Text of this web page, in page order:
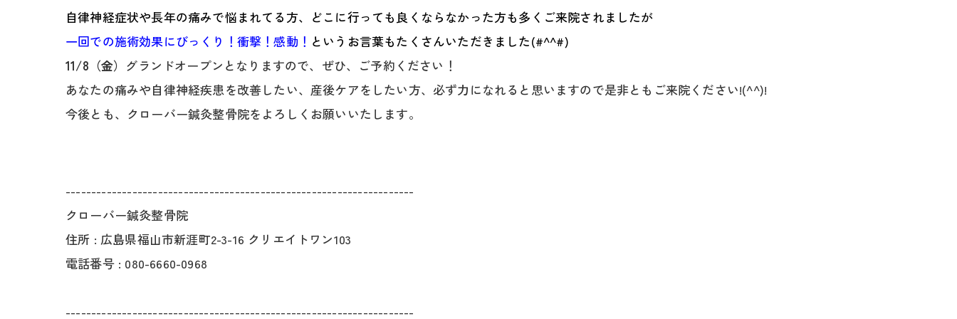
自律神経症状や長年の痛みで悩まれてる方、どこに行っても良くならなかった方も多くご来院されましたが
一回での施術効果にびっくり！衝撃！感動！ というお言葉もたくさんいただきました(#^^#)
11/8（金） グランドオープンとなりますので、ぜひ、ご予約ください！
あなたの痛みや自律神経疾患を改善したい、産後ケアをしたい方、必ず力になれると思いますので是非ともご来院ください!(^^)!
今後とも、クローバー鍼灸整骨院をよろしくお願いいたします。
--------------------------------------------------------------------
クローバー鍼灸整骨院
住所 : 広島県福山市新涯町2-3-16 クリエイトワン103
電話番号 : 080-6660-0968
--------------------------------------------------------------------